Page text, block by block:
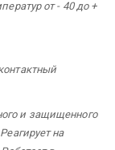
от- 40 до +
и защищенного
на